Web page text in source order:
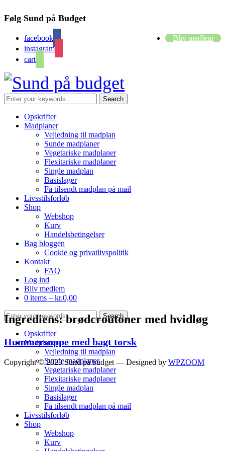
Følg Sund på Budget
facebook
instagram
cart
Bliv medlem
Opskrifter
Madplaner
Vejledning til madplan
Sunde madplaner
Vegetariske madplaner
Flexitariske madplaner
Single madplan
Basislager
Få tilsendt madplan på mail
Livsstilsforløb
Shop
Webshop
Kurv
Handelsbetingelser
Bag bloggen
Cookie og privatlivspolitik
Kontakt
FAQ
Log ind
Bliv medlem
0 items – kr.0,00
Opskrifter
Madplaner
Vejledning til madplan
Sunde madplaner
Vegetariske madplaner
Flexitariske madplaner
Single madplan
Basislager
Få tilsendt madplan på mail
Livsstilsforløb
Shop
Webshop
Kurv
Ingrediens:brødcroutoner med hvidløg
Hummersuppe med bagt torsk
Copyright © 2023 Sund på budget — Designed by WPZOOM